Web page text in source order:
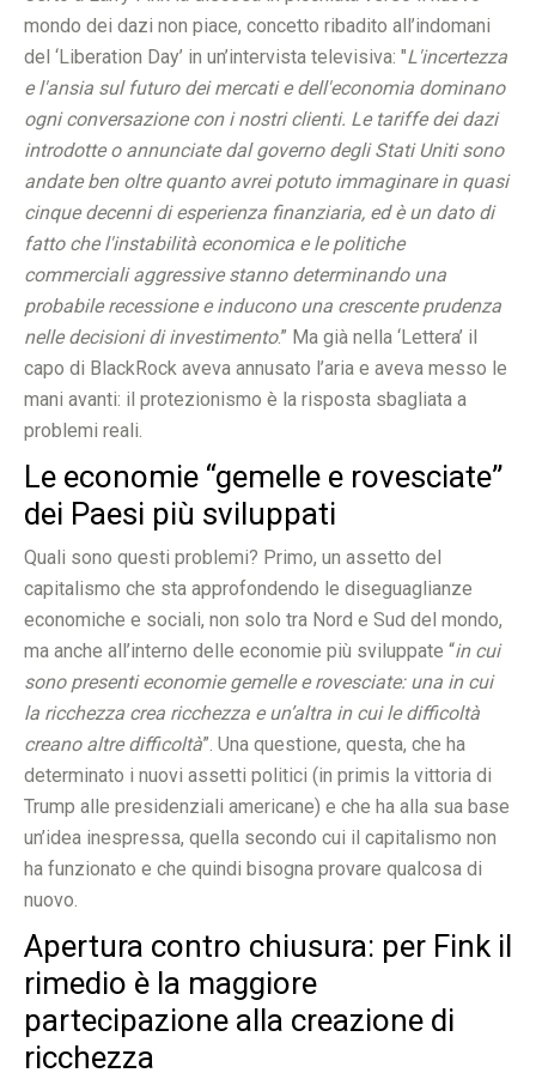
mondo dei dazi non piace, concetto ribadito all’indomani
del ‘Liberation Day’ in un’intervista televisiva: "L'incertezza
e l'ansia sul futuro dei mercati e dell'economia dominano
ogni conversazione con i nostri clienti. Le tariffe dei dazi
introdotte o annunciate dal governo degli Stati Uniti sono
andate ben oltre quanto avrei potuto immaginare in quasi
cinque decenni di esperienza finanziaria, ed è un dato di
fatto che l'instabilità economica e le politiche
commerciali aggressive stanno determinando una
probabile recessione e inducono una crescente prudenza
nelle decisioni di investimento.” Ma già nella ‘Lettera’ il
capo di BlackRock aveva annusato l’aria e aveva messo le
mani avanti: il protezionismo è la risposta sbagliata a
problemi reali.
Le economie “gemelle e rovesciate”
dei Paesi più sviluppati
Quali sono questi problemi? Primo, un assetto del
capitalismo che sta approfondendo le diseguaglianze
economiche e sociali, non solo tra Nord e Sud del mondo,
ma anche all’interno delle economie più sviluppate “in cui
sono presenti economie gemelle e rovesciate: una in cui
la ricchezza crea ricchezza e un’altra in cui le difficoltà
creano altre difficoltà”. Una questione, questa, che ha
determinato i nuovi assetti politici (in primis la vittoria di
Trump alle presidenziali americane) e che ha alla sua base
un’idea inespressa, quella secondo cui il capitalismo non
ha funzionato e che quindi bisogna provare qualcosa di
nuovo.
Apertura contro chiusura: per Fink il
rimedio è la maggiore
partecipazione alla creazione di
ricchezza